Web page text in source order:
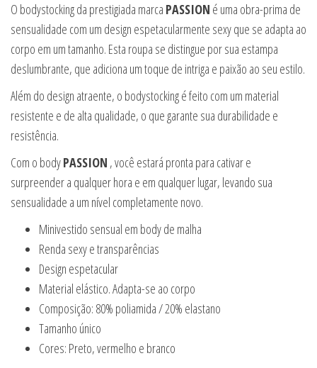
O bodystocking da prestigiada marca PASSION é uma obra-prima de
sensualidade com um design espetacularmente sexy que se adapta ao
corpo em um tamanho. Esta roupa se distingue por sua estampa
deslumbrante, que adiciona um toque de intriga e paixão ao seu estilo.
Além do design atraente, o bodystocking é feito com um material
resistente e de alta qualidade, o que garante sua durabilidade e
resistência.
Com o bodyPASSION , você estará pronta para cativar e
surpreender a qualquer hora e em qualquer lugar, levando sua
sensualidade a um nível completamente novo.
Minivestido sensual em body de malha
Renda sexy e transparências
Design espetacular
Material elástico. Adapta-se ao corpo
Composição: 80% poliamida / 20% elastano
Tamanho único
Cores: Preto, vermelho e branco